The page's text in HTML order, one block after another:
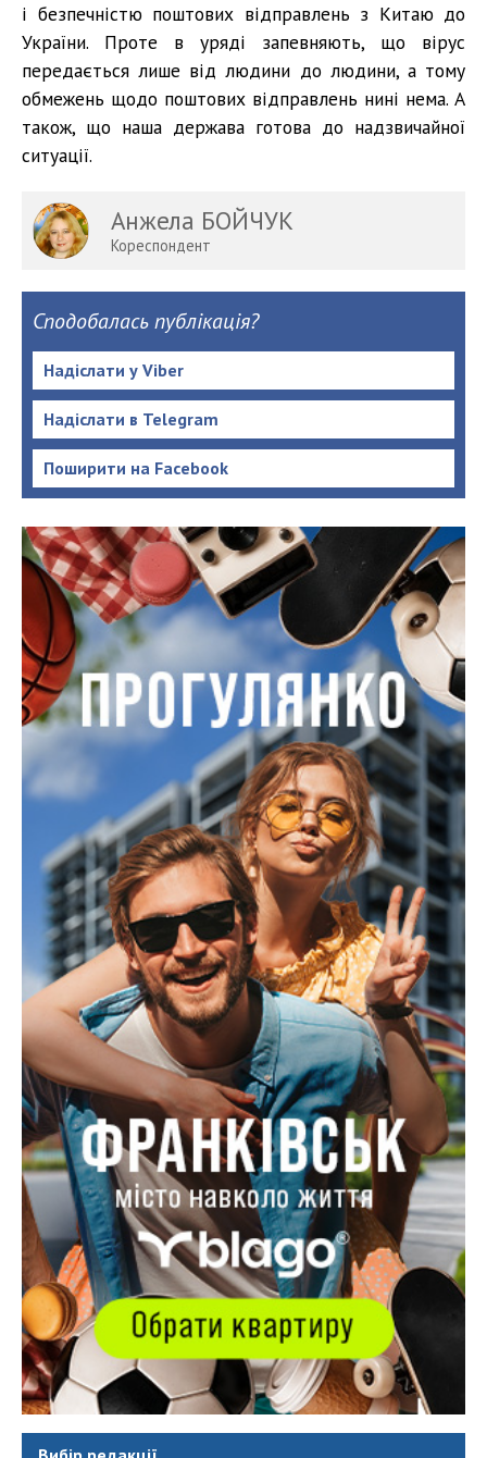
і безпечністю поштових відправлень з Китаю до
України. Проте в уряді запевняють, що вірус
передається лише від людини до людини, а тому
обмежень щодо поштових відправлень нині нема. А
також, що наша держава готова до надзвичайної
ситуації.
Анжела БОЙЧУК
Кореспондент
Сподобалась публікація?
Надіслати у Viber
Надіслати в Telegram
Поширити на Facebook